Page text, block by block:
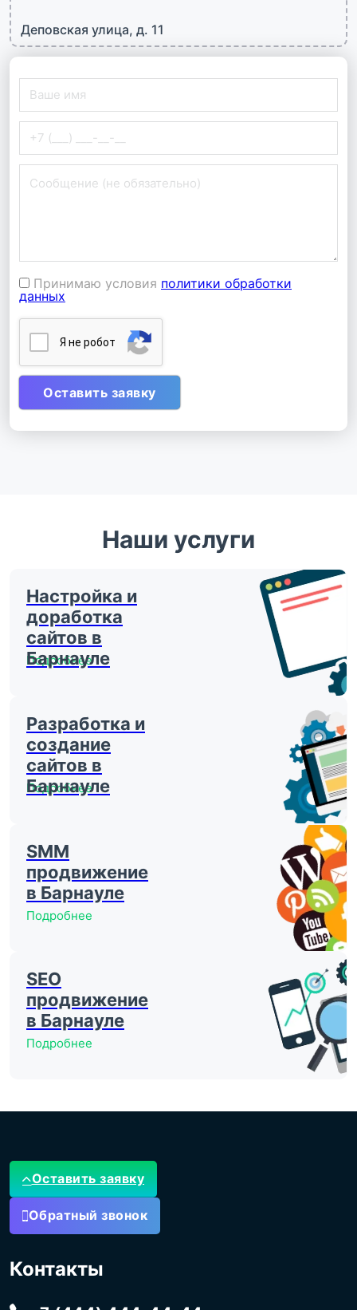
Деповская улица, д. 11
Принимаю условия политики обработки
данных
Я нe poбoт
Наши услуги
Настройка и
доработка
сайтов в
Барнауле
Подробнее
Разработка и
создание
сайтов в
Барнауле
Подробнее
SMM
продвижение
в Барнауле
Подробнее
SEO
продвижение
в Барнауле
Подробнее
Оставить заявку
Обратный звонок
Контакты